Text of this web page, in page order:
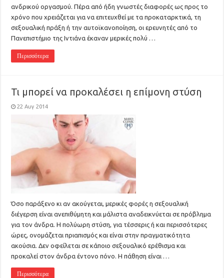
ανδρικού οργασμού. Πέρα από ήδη γνωστές διαφορές ως προς το
χρόνο που χρειάζεται για να επιτευχθεί με τα προκαταρκτικά, τη
σεξουαλική πράξη ή την αυτοϊκανοποίηση, οι ερευνητές από το
Πανεπιστήμιο της Ιντιάνα έκαναν μερικές πολύ …
Περισσότερα
Τι μπορεί να προκαλέσει η επίμονη στύση
22 Αυγ 2014
Όσο παράξενο κι αν ακούγεται, μερικές φορές η σεξουαλική
διέγερση είναι ανεπιθύμητη και μάλιστα αναδεικνύεται σε πρόβλημα
για τον άνδρα. Η πολύωρη στύση, για τέσσερις ή και περισσότερες
ώρες, ονομάζεται πριαπισμός και είναι στην πραγματικότητα
ακούσια. Δεν οφείλεται σε κάποιο σεξουαλικό ερέθισμα και
προκαλεί στον άνδρα έντονο πόνο. Η πάθηση είναι …
Περισσότερα